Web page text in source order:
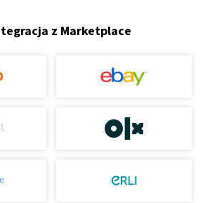
z Marketplace